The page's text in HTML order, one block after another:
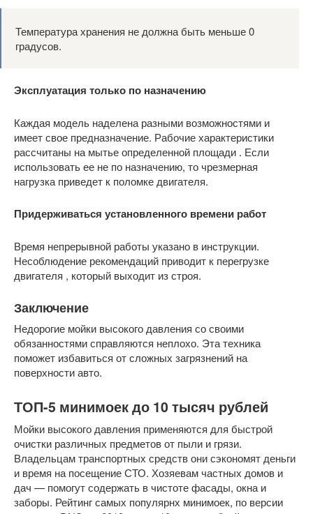
Температура хранения не должна быть меньше 0
градусов.
Эксплуатация только по назначению
Каждая модель наделена разными возможностями и
имеет свое предназначение. Рабочие характеристики
рассчитаны на мытье определенной площади . Если
использовать ее не по назначению, то чрезмерная
нагрузка приведет к поломке двигателя.
Придерживаться установленного времени работ
Время непрерывной работы указано в инструкции.
Несоблюдение рекомендаций приводит к перегрузке
двигателя , который выходит из строя.
Заключение
Недорогие мойки высокого давления со своими
обязанностями справляются неплохо. Эта техника
поможет избавиться от сложных загрязнений на
поверхности авто.
ТОП-5 минимоек до 10 тысяч рублей
Мойки высокого давления применяются для быстрой
очистки различных предметов от пыли и грязи.
Владельцам транспортных средств они сэкономят деньги
и время на посещение СТО. Хозяевам частных домов и
дач — помогут содержать в чистоте фасады, окна и
заборы. Рейтинг самых популярнх минимоек, по версии